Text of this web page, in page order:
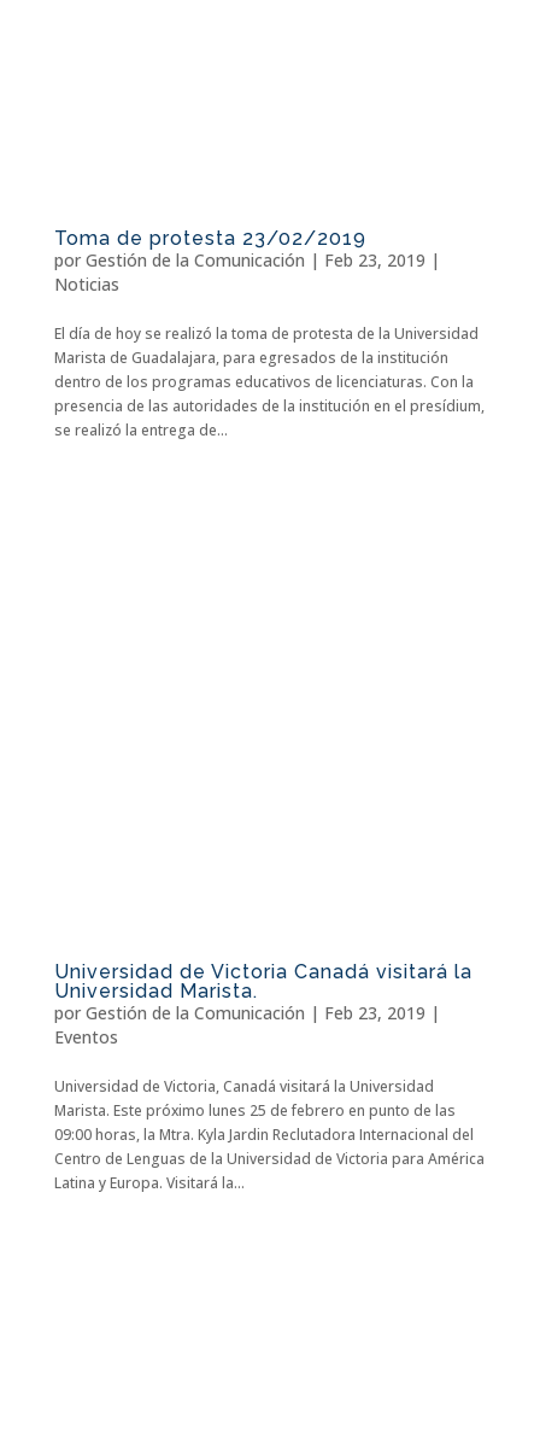
Toma de protesta 23/02/2019
por Gestión de la Comunicación | Feb 23, 2019 |
Noticias
El día de hoy se realizó la toma de protesta de la Universidad
Marista de Guadalajara, para egresados de la institución
dentro de los programas educativos de licenciaturas. Con la
presencia de las autoridades de la institución en el presídium,
se realizó la entrega de...
Universidad de Victoria Canadá visitará la
Universidad Marista.
por Gestión de la Comunicación | Feb 23, 2019 |
Eventos
Universidad de Victoria, Canadá visitará la Universidad
Marista. Este próximo lunes 25 de febrero en punto de las
09:00 horas, la Mtra. Kyla Jardin Reclutadora Internacional del
Centro de Lenguas de la Universidad de Victoria para América
Latina y Europa. Visitará la...